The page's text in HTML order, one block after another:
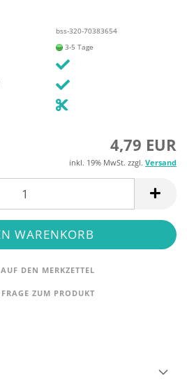
bss-320-70383654
3-5 Tage
4,79 EUR
inkl. 19% MwSt. zzgl. Versand
AUF DEN MERKZETTEL
FRAGE ZUM PRODUKT